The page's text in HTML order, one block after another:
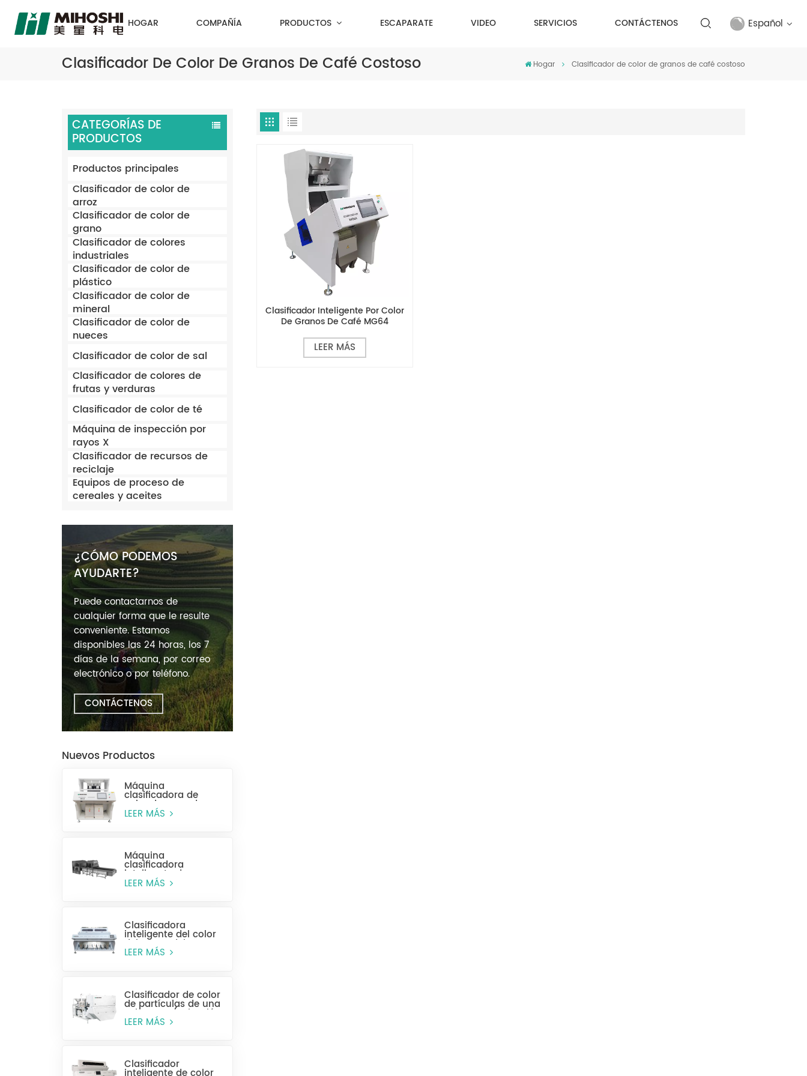
HOGAR COMPAÑÍA PRODUCTOS ESCAPARATE VIDEO SERVICIOS CONTÁCTENOS Español
Clasificador De Color De Granos De Café Costoso Hogar Clasificador de color de granos de café costoso
CATEGORÍAS DE
PRODUCTOS
Productos principales
Clasificador de color de
arroz
Clasificador de color de
grano
Clasificador de colores
industriales
Clasificador de color de
plástico
Clasificador de color de
mineral
Clasificador de color de
nueces
Clasificador de color de sal
Clasificador de colores de
frutas y verduras
Clasificador de color de té
Máquina de inspección por
rayos X
Clasificador de recursos de
reciclaje
Equipos de proceso de
cereales y aceites
¿CÓMO PODEMOS
AYUDARTE?
Puede contactarnos de
cualquier forma que le resulte
conveniente. Estamos
disponibles las 24 horas, los 7
días de la semana, por correo
electrónico o por teléfono.
CONTÁCTENOS
Nuevos Productos
Máquina
clasificadora de
color de arroz de
alta eficiencia MR128
LEER MÁS
Máquina
clasificadora
inteligente de
plástico para
LEER MÁS
Clasificadora
inteligente del color
del grano del CCD
MG448
LEER MÁS
Clasificador de color
de partículas de una
sola capa (selección
húmeda)
LEER MÁS
Clasificador
Clasificador Inteligente Por Color
De Granos De Café MG64
LEER MÁS